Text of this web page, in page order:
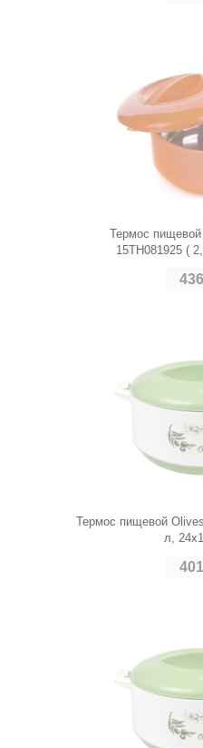
Термос пищевой
15TH081925 (
436
Термос пищевой
л,
401